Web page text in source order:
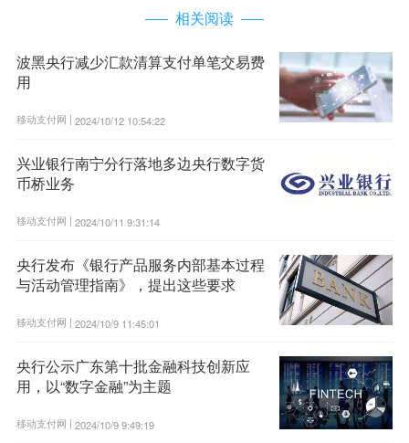
相关阅读
波黑央行减少汇款清算支付单笔交易费
用
移动支付网 | 2024/10/12 10:54:22
兴业银行南宁分行落地多边央行数字货
币桥业务
移动支付网 | 2024/10/11 9:31:14
央行发布《银行产品服务内部基本过程
与活动管理指南》，提出这些要求
移动支付网 | 2024/10/9 11:45:01
央行公示广东第十批金融科技创新应
用，以“数字金融”为主题
移动支付网 | 2024/10/9 9:49:19